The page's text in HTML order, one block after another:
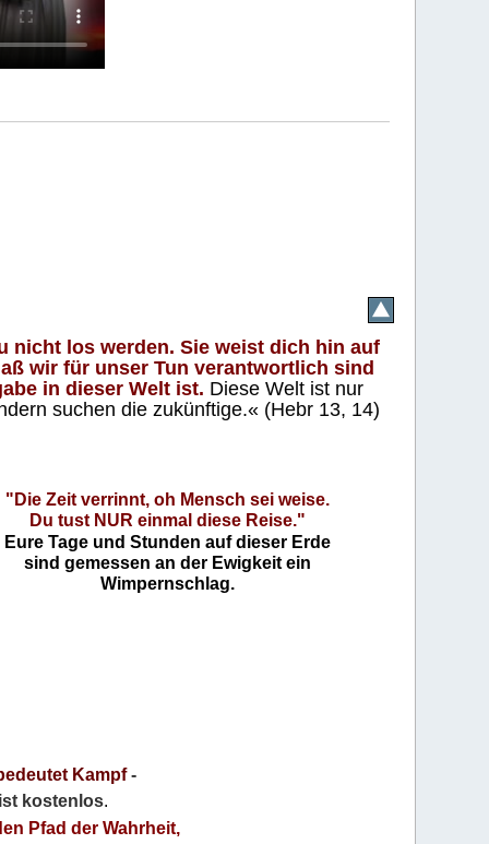
nicht los werden. Sie weist dich hin auf
wir für unser Tun verantwortlich sind
in dieser Welt ist. Diese Welt ist nur
suchen die zukünftige.« (Hebr 13, 14)
"Die Zeit verrinnt, oh Mensch sei weise.
Du tust NUR einmal diese Reise."
Eure Tage und Stunden auf dieser Erde
sind gemessen an der Ewigkeit ein
Wimpernschlag.
Kampf-
kostenlos.
Pfad der Wahrheit,